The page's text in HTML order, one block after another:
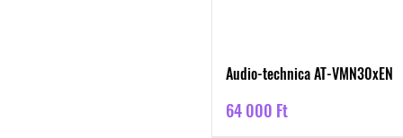
Audio-technica AT-VMN30xEN
Ár
64 000 Ft